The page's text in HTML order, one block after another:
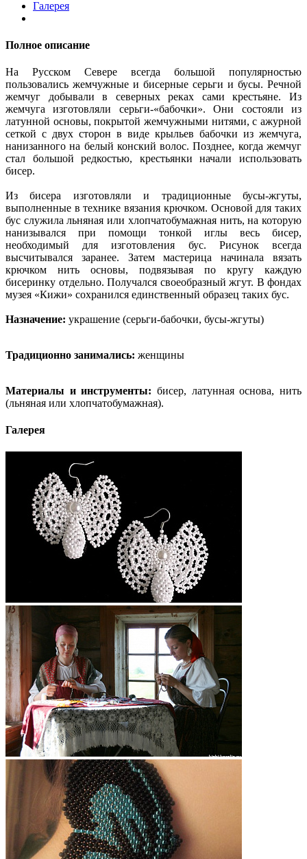
Галерея
Полное описание
На Русском Севере всегда большой популярностью
пользовались жемчужные и бисерные серьги и бусы. Речной
жемчуг добывали в северных реках сами крестьяне. Из
жемчуга изготовляли серьги-«бабочки». Они состояли из
латунной основы, покрытой жемчужными нитями, с ажурной
сеткой с двух сторон в виде крыльев бабочки из жемчуга,
нанизанного на белый конский волос. Позднее, когда жемчуг
стал большой редкостью, крестьянки начали использовать
бисер.
Из бисера изготовляли и традиционные бусы-жгуты,
выполненные в технике вязания крючком. Основой для таких
бус служила льняная или хлопчатобумажная нить, на которую
нанизывался при помощи тонкой иглы весь бисер,
необходимый для изготовления бус. Рисунок всегда
высчитывался заранее. Затем мастерица начинала вязать
крючком нить основы, подвязывая по кругу каждую
бисеринку отдельно. Получался своеобразный жгут. В фондах
музея «Кижи» сохранился единственный образец таких бус.
Назначение: украшение (серьги-бабочки, бусы-жгуты)
Традиционно занимались: женщины
Материалы и инструменты: бисер, латунная основа, нить
(льняная или хлопчатобумажная).
Галерея